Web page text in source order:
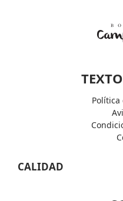
Política
CALIDAD